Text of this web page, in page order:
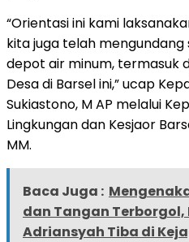
“Orientasi ini kami
kita juga telah mengundang
depot air minum, termasuk
Desa di Barsel ini,” ucap
Sukiastono, M AP melalui
Lingkungan dan Kesjaor
MM.
Baca Juga :
dan Tangan Terborgol,
Adriansyah Tiba di